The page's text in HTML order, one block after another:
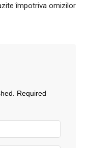
împotriva omizilor
Required